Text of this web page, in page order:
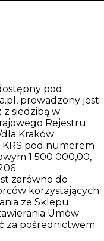
pod
prowadzony jest
z siedzibą w
Rejestru
Kraków
KRS pod numerem
1 500 000,00,
zarówno do
korzystających
ze Sklepu
Umów
za pośrednictwem